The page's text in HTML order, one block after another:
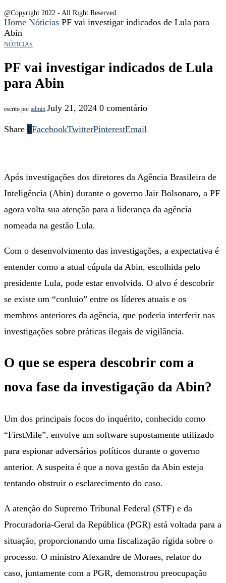
@Copyright 2022 - All Right Reserved.
Home Nóticias PF vai investigar indicados de Lula para
Abin
NÓTICIAS
PF vai investigar indicados de Lula
para Abin
escrito por admin July 21, 2024 0 comentário
Share 0FacebookTwitterPinterestEmail
Após investigações dos diretores da Agência Brasileira de
Inteligência (Abin) durante o governo Jair Bolsonaro, a PF
agora volta sua atenção para a liderança da agência
nomeada na gestão Lula.
Com o desenvolvimento das investigações, a expectativa é
entender como a atual cúpula da Abin, escolhida pelo
presidente Lula, pode estar envolvida. O alvo é descobrir
se existe um “conluio” entre os líderes atuais e os
membros anteriores da agência, que poderia interferir nas
investigações sobre práticas ilegais de vigilância.
O que se espera descobrir com a
nova fase da investigação da Abin?
Um dos principais focos do inquérito, conhecido como
“FirstMile”, envolve um software supostamente utilizado
para espionar adversários políticos durante o governo
anterior. A suspeita é que a nova gestão da Abin esteja
tentando obstruir o esclarecimento do caso.
A atenção do Supremo Tribunal Federal (STF) e da
Procuradoria-Geral da República (PGR) está voltada para a
situação, proporcionando uma fiscalização rígida sobre o
processo. O ministro Alexandre de Moraes, relator do
caso, juntamente com a PGR, demonstrou preocupação